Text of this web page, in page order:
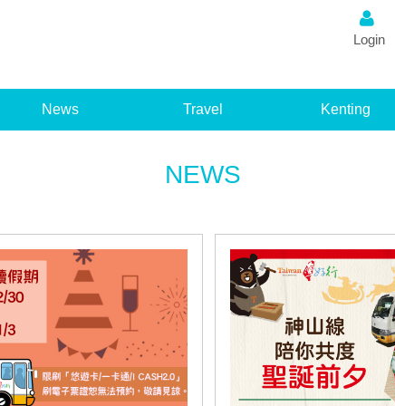
Login
News Travel Kenting
NEWS